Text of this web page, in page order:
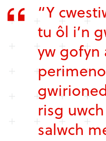
“Y
tu ôl i’n
yw gofyn
risg
salwch